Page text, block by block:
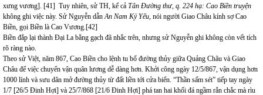
xưng vương]. [41] Tuy nhiên, sử TH, kể cả Tân Đường thư, q. 224 hạ: Cao Biền truyện
không ghi việc này. Sử Nguyễn dẫnAn Nam Kỷ Yếu, nói người Giao Châu kính sợ Cao
Biền, gọi Biền là Cao Vương.[42]
Biền đắp lại thành Đại La bằng gạch đã nhắc trên, nhưng sử Nguyễn ghi không còn vết tích
rõ ràng nào.
Theo sử Việt, năm 867, Cao Biền cho lệnh tu bổ đường thủy giữa Quảng Châu và Giao
Châu để việc chuyển vận quân lương dễ dàng hơn. Khởi công ngày 12/5/867, vận dụng hơn
1000 lính và sưu dân mở đường thủy từ đất liền tới cửa biển. “Thần sấm sét” tiếp tay ngày
1/7 [26/5 Đinh Hợi] và 25/7/868 [21/6 Đinh Hợi] phá tan hai khối đá ngầm rắn chắc mà rìu